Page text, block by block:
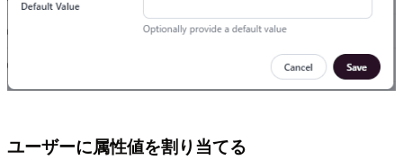
ユーザーに属性値を割り当てる